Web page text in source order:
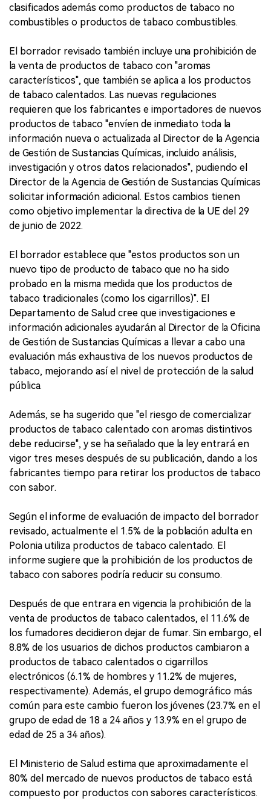
clasificados además como productos de tabaco no
combustibles o productos de tabaco combustibles.
El borrador revisado también incluye una prohibición de
la venta de productos de tabaco con "aromas
característicos", que también se aplica a los productos
de tabaco calentados. Las nuevas regulaciones
requieren que los fabricantes e importadores de nuevos
productos de tabaco "envíen de inmediato toda la
información nueva o actualizada al Director de la Agencia
de Gestión de Sustancias Químicas, incluido análisis,
investigación y otros datos relacionados", pudiendo el
Director de la Agencia de Gestión de Sustancias Químicas
solicitar información adicional. Estos cambios tienen
como objetivo implementar la directiva de la UE del 29
de junio de 2022.
El borrador establece que "estos productos son un
nuevo tipo de producto de tabaco que no ha sido
probado en la misma medida que los productos de
tabaco tradicionales (como los cigarrillos)". El
Departamento de Salud cree que investigaciones e
información adicionales ayudarán al Director de la Oficina
de Gestión de Sustancias Químicas a llevar a cabo una
evaluación más exhaustiva de los nuevos productos de
tabaco, mejorando así el nivel de protección de la salud
pública.
Además, se ha sugerido que "el riesgo de comercializar
productos de tabaco calentado con aromas distintivos
debe reducirse", y se ha señalado que la ley entrará en
vigor tres meses después de su publicación, dando a los
fabricantes tiempo para retirar los productos de tabaco
con sabor.
Según el informe de evaluación de impacto del borrador
revisado, actualmente el 1.5% de la población adulta en
Polonia utiliza productos de tabaco calentado. El
informe sugiere que la prohibición de los productos de
tabaco con sabores podría reducir su consumo.
Después de que entrara en vigencia la prohibición de la
venta de productos de tabaco calentados, el 11.6% de
los fumadores decidieron dejar de fumar. Sin embargo, el
8.8% de los usuarios de dichos productos cambiaron a
productos de tabaco calentados o cigarrillos
electrónicos (6.1% de hombres y 11.2% de mujeres,
respectivamente). Además, el grupo demográfico más
común para este cambio fueron los jóvenes (23.7% en el
grupo de edad de 18 a 24 años y 13.9% en el grupo de
edad de 25 a 34 años).
El Ministerio de Salud estima que aproximadamente el
80% del mercado de nuevos productos de tabaco está
compuesto por productos con sabores característicos.